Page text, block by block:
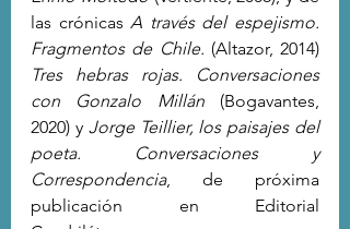
las crónicas A través del espejismo.
Fragmentos de Chile.
Tres hebras rojas. Conversaciones
con Gonzalo Millán
(Bogavantes,
2020) y Jorge Teillier, los paisajes del
poeta. Conversaciones y
Correspondencia, de próxima
publicación en Editorial